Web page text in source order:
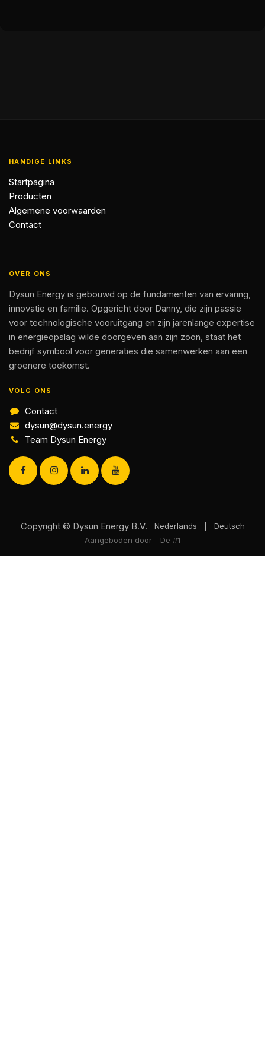
HANDIGE LINKS
Startpagina
Producten
Algemene voorwaarden
Contact
OVER ONS
Dysun Energy is gebouwd op de fundamenten van ervaring,
innovatie en familie. Opgericht door Danny, die zijn passie
voor technologische vooruitgang en zijn jarenlange expertise
in energieopslag wilde doorgeven aan zijn zoon, staat het
bedrijf symbool voor generaties die samenwerken aan een
groenere toekomst.
VOLG ONS
Contact
dysun@dysun.energy
Team Dysun Energy
Copyright © Dysun Energy B.V. Nederlands
Deutsch
Aangeboden door - De #1